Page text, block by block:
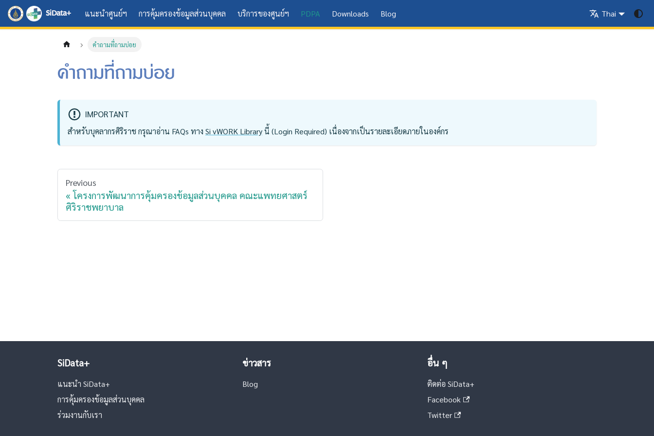
SiData+ แนะนำศูนย์ฯ การคุ้มครองข้อมูลส่วนบุคคล บริการของศูนย์ฯ PDPA Downloads Blog Thai
คำถามที่ถามบ่อย
คำถามที่ถามบ่อย
IMPORTANT
สำหรับบุคลากรศิริราช กรุณาอ่าน FAQs ทาง Si vWORK Libraryนี้ (Login Required) เนื่องจากเป็นรายละเอียดภายในองค์กร
Previous
โครงการพัฒนาการคุ้มครองข้อมูลส่วนบุคคล คณะแพทยศาสตร์
ศิริราชพยาบาล
SiData+
แนะนำ SiData+
การคุ้มครองข้อมูลส่วนบุคคล
ร่วมงานกับเรา
ข่าวสาร
Blog
อื่น ๆ
ติดต่อ SiData+
Facebook
Twitter